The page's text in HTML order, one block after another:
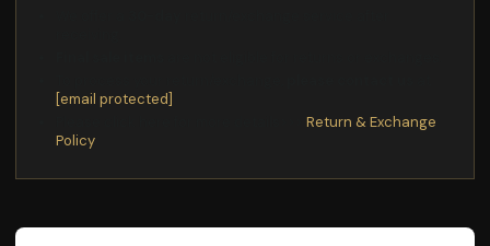
[email protected]
Return & Exchange
Policy